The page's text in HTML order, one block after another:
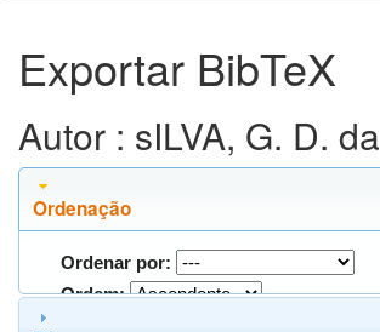
Exportar BibTeX
Autor : sILVA, G. D. da
Ordenação
Ordenar por:
Ordem: